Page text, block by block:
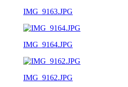
IMG_9163.JPG
IMG_9164.JPG
IMG_9162.JPG